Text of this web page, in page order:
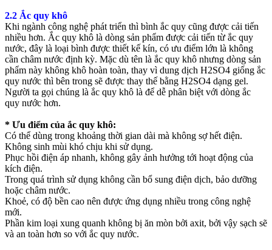
2.2 Ắc quy khô
Khi ngành công nghệ phát triển thì bình ắc quy cũng được cải tiến
nhiều hơn. Ắc quy khô là dòng sản phẩm được cải tiến từ ắc quy
nước, đây là loại bình được thiết kế kín, có ưu điểm lớn là không
cần châm nước định kỳ. Mặc dù tên là ắc quy khô nhưng dòng sản
phẩm này không khô hoàn toàn, thay vì dung dịch H2SO4 giống ắc
quy nước thì bên trong sẽ được thay thế bằng H2SO4 dạng gel.
Người ta gọi chúng là ắc quy khô là để dễ phân biệt với dòng ắc
quy nước hơn.
* Ưu điểm của ắc quy khô:
Có thể dùng trong khoảng thời gian dài mà không sợ hết điện.
Không sinh mùi khó chịu khi sử dụng.
Phục hồi điện áp nhanh, không gây ảnh hưởng tới hoạt động của
kích điện.
Trong quá trình sử dụng không cần bổ sung điện dịch, bảo dưỡng
hoặc châm nước.
Khoẻ, có độ bền cao nên được ứng dụng nhiều trong công nghệ
mới.
Phần kim loại xung quanh không bị ăn mòn bởi axit, bởi vậy sạch sẽ
và an toàn hơn so với ắc quy nước.